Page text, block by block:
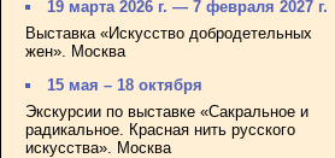
19 марта 2026 г. — 7 февраля 2027 г.
Выставка «Искусство добродетельных
жен». Москва
15 мая – 18 октября
Экскурсии по выставке «Сакральное и
радикальное. Красная нить русского
искусства». Москва